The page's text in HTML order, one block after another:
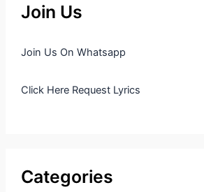
Join Us
Join Us On Whatsapp
Click Here Request Lyrics
Categories